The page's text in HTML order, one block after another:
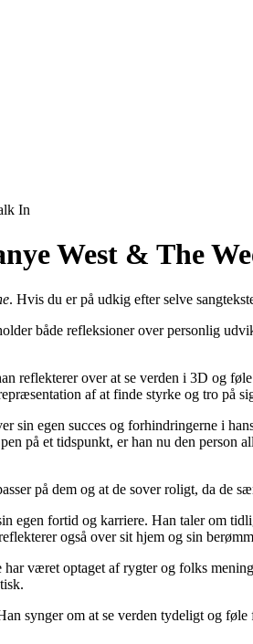
In
West & The
. Hvis du er på udkig efter selve
både refleksioner over personlig
reflekterer over at se verden i 3D og
af at finde styrke og tro på
sin egen succes og forhindringerne i
på et tidspunkt, er han nu den
på dem og at de sover roligt, da de
egen fortid og karriere. Han taler om
også over sit hjem og sin
været optaget af rygter og folks
synger om at se verden tydeligt og